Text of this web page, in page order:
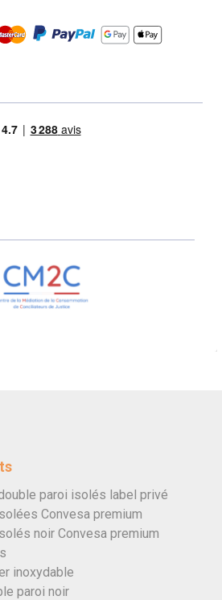
paroi isolés label privé
Convesa premium
noir Convesa premium
inoxydable
paroi noir